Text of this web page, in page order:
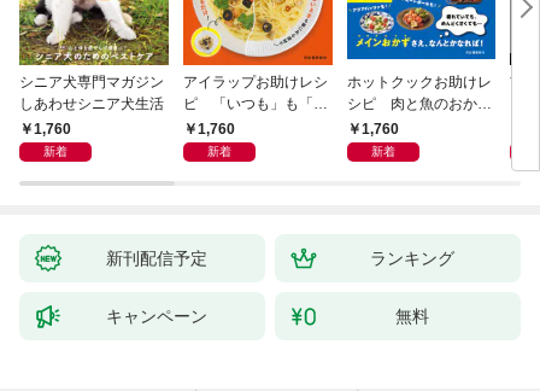
シニア犬専門マガジン
しあわせシニア犬生活
1,760
新着
アイラップお助けレシ
ピ 「いつも」も「も
しも」もおいしい！
1,760
新着
ホットクックお助けレ
シピ 肉と魚のおか
ず 少ない材料＆調味
料で、あとはスイッチ
1,760
新着
首
リ
昇
新刊配信予定 ランキング
キャンペーン 無料